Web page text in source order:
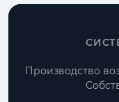
Производство